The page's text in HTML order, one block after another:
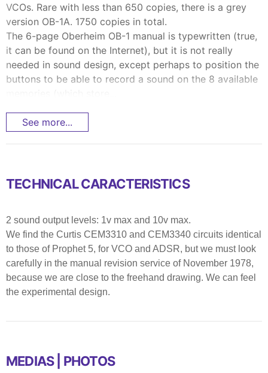
VCOs. Rare with less than 650 copies, there is a grey
version OB-1A. 1750 copies in total.
The 6-page Oberheim OB-1 manual is typewritten (true,
it can be found on the Internet), but it is not really
needed in sound design, except perhaps to position the
buttons to be able to record a sound on the 8 available
See more...
TECHNICAL CARACTERISTICS
2 sound output levels: 1v max and 10v max.
We find the Curtis CEM3310 and CEM3340 circuits identical
to those of Prophet 5, for VCO and ADSR, but we must look
carefully in the manual revision service of November 1978,
because we are close to the freehand drawing. We can feel
the experimental design.
MEDIAS | PHOTOS